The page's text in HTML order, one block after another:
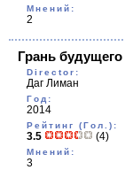
Мнений:
2
Грань будущего
Director:
Даг Лиман
Год:
2014
Рейтинг (Гол.):
3.5 (4)
Мнений:
3